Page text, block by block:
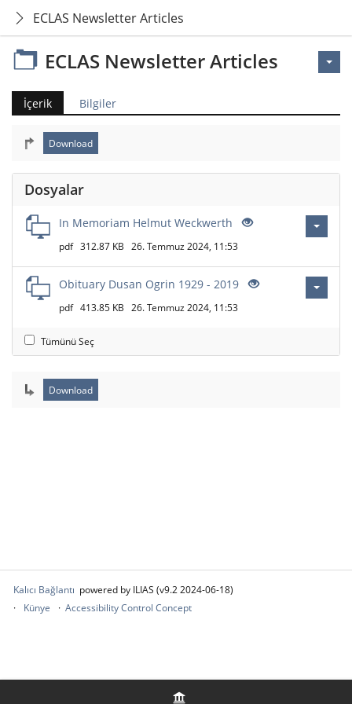
ECLAS Newsletter Articles
ECLAS Newsletter Articles
İçerik Bilgiler
Dosyalar
In Memoriam Helmut Weckwerth
pdf 312.87 KB 26. Temmuz 2024, 11:53
Obituary Dusan Ogrin 1929 - 2019
pdf 413.85 KB 26. Temmuz 2024, 11:53
Tümünü Seç
Kalıcı Bağlantı powered by ILIAS (v9.2 2024-06-18)
Künye
Accessibility Control Concept